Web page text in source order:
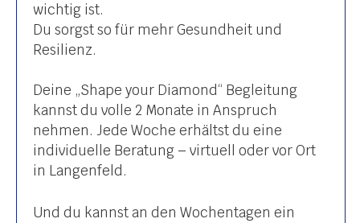
wichtig ist.
Du sorgst so für mehr Gesundheit und
Resilienz.
Deine „Shape your Diamond“ Begleitung
kannst du volle 2 Monate in Anspruch
nehmen. Jede Woche erhältst du eine
individuelle Beratung – virtuell oder vor Ort
in Langenfeld.
Und du kannst an den Wochentagen ein